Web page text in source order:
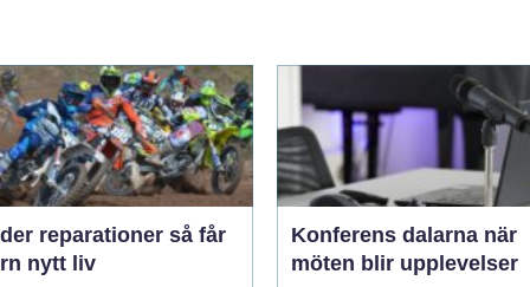
reparationer så får
nytt liv
Konferens dalarna när
möten blir upplevelser